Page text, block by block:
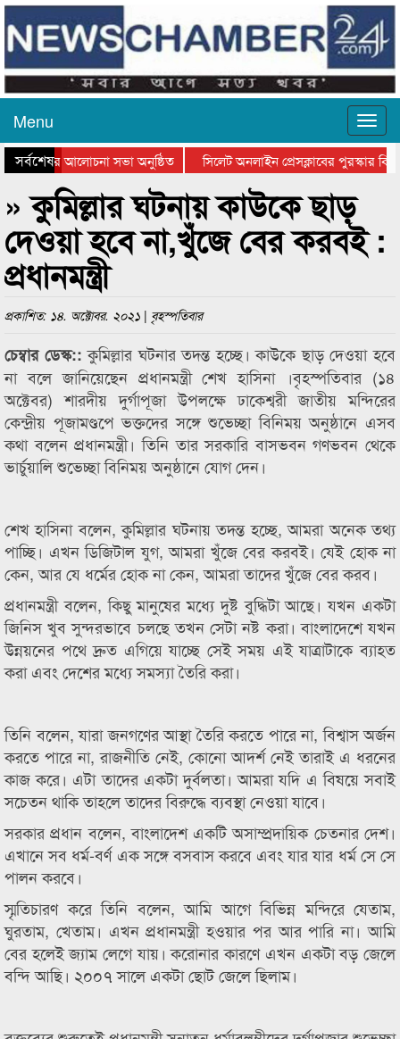
Menu
সর্বশেষ
দিবসের আলোচনা সভা অনুষ্ঠিত
সিলেট অনলাইন প্রেসক্লাবের পুরস্কার
সভা ও সম্মাননা প্রদান
কানাইঘাটের কিশোর আহাদের খুনি
» কুমিল্লার ঘটনায় কাউকে ছাড়
দেওয়া হবে না,খুঁজে বের করবই :
প্রধানমন্ত্রী
প্রকাশিত: ১৪. অক্টোবর. ২০২১ | বৃহস্পতিবার
চেম্বার ডেস্ক::কুমিল্লার ঘটনার তদন্ত হচ্ছে। কাউকে ছাড় দেওয়া হবে
না বলে জানিয়েছেন প্রধানমন্ত্রী শেখ হাসিনা ।বৃহস্পতিবার (১৪
অক্টেবর) শারদীয় দুর্গাপূজা উপলক্ষে ঢাকেশ্বরী জাতীয় মন্দিরের
কেন্দ্রীয় পূজামণ্ডপে ভক্তদের সঙ্গে শুভেচ্ছা বিনিময় অনুষ্ঠানে এসব
কথা বলেন প্রধানমন্ত্রী। তিনি তার সরকারি বাসভবন গণভবন থেকে
ভার্চুয়ালি শুভেচ্ছা বিনিময় অনুষ্ঠানে যোগ দেন।
শেখ হাসিনা বলেন, কুমিল্লার ঘটনায় তদন্ত হচ্ছে, আমরা অনেক তথ্য
পাচ্ছি। এখন ডিজিটাল যুগ, আমরা খুঁজে বের করবই। যেই হোক না
কেন, আর যে ধর্মের হোক না কেন, আমরা তাদের খুঁজে বের করব।
প্রধানমন্ত্রী বলেন, কিছু মানুষের মধ্যে দুষ্ট বুদ্ধিটা আছে। যখন একটা
জিনিস খুব সুন্দরভাবে চলছে তখন সেটা নষ্ট করা। বাংলাদেশে যখন
উন্নয়নের পথে দ্রুত এগিয়ে যাচ্ছে সেই সময় এই যাত্রাটাকে ব্যাহত
করা এবং দেশের মধ্যে সমস্যা তৈরি করা।
তিনি বলেন, যারা জনগণের আস্থা তৈরি করতে পারে না, বিশ্বাস অর্জন
করতে পারে না, রাজনীতি নেই, কোনো আদর্শ নেই তারাই এ ধরনের
কাজ করে। এটা তাদের একটা দুর্বলতা। আমরা যদি এ বিষয়ে সবাই
সচেতন থাকি তাহলে তাদের বিরুদ্ধে ব্যবস্থা নেওয়া যাবে।
সরকার প্রধান বলেন, বাংলাদেশ একটি অসাম্প্রদায়িক চেতনার দেশ।
এখানে সব ধর্ম-বর্ণ এক সঙ্গে বসবাস করবে এবং যার যার ধর্ম সে সে
পালন করবে।
স্মৃতিচারণ করে তিনি বলেন, আমি আগে বিভিন্ন মন্দিরে যেতাম,
ঘুরতাম, খেতাম। এখন প্রধানমন্ত্রী হওয়ার পর আর পারি না। আমি
বের হলেই জ্যাম লেগে যায়। করোনার কারণে এখন একটা বড় জেলে
বন্দি আছি। ২০০৭ সালে একটা ছোট জেলে ছিলাম।